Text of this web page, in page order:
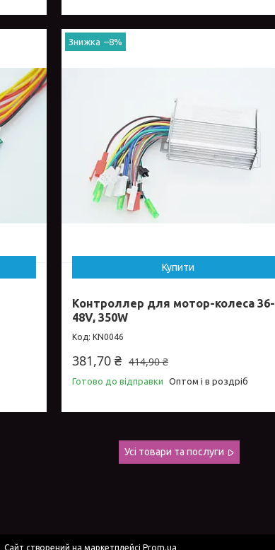
–8%
Купити
Контроллер для мотор-колеса 36-
48V, 350W
KN0046
414,90 ₴
381,70 ₴
Готово до відправки Оптом і в роздріб
Усі товари та послуги
Сайт створений на маркетплейсі Prom.ua